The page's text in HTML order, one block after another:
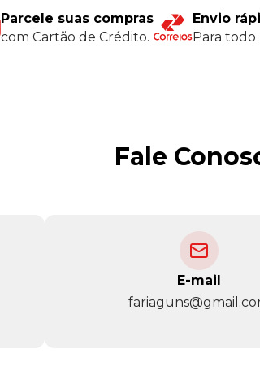
Parcele suas compras
com Cartão de Crédito.
Envio
Para todo
Fale
E-mail